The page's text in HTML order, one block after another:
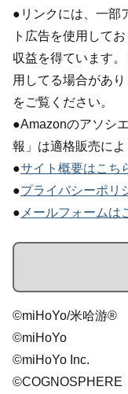
●リンクには、一部
ト広告を使用して
収益を得ています
用してる場合があ
をご覧ください。
●Amazonのアソシ
報」は適格販売によ
●サイト概要はこち
●プライバシーポリ
● メールフォームは
©miHoYo/米哈游®
©miHoYo
©miHoYo Inc.
©COGNOSPHERE